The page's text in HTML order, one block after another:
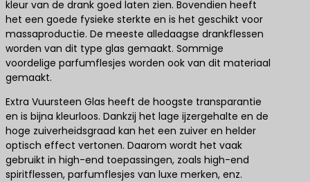
kleur van de drank goed laten zien. Bovendien heeft
het een goede fysieke sterkte en is het geschikt voor
massaproductie. De meeste alledaagse drankflessen
worden van dit type glas gemaakt. Sommige
voordelige parfumflesjes worden ook van dit materiaal
gemaakt.
Extra Vuursteen Glas heeft de hoogste transparantie
en is bijna kleurloos. Dankzij het lage ijzergehalte en de
hoge zuiverheidsgraad kan het een zuiver en helder
optisch effect vertonen. Daarom wordt het vaak
gebruikt in high-end toepassingen, zoals high-end
spiritflessen, parfumflesjes van luxe merken, enz.